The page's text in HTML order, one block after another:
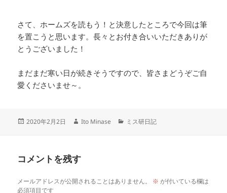
さて、ホームズを読もう！と決意したところで今回は筆
を置こうと思います。長々とお付き合いいただきありが
とうございました！
まだまだ寒い日が続きそうですので、皆さまどうぞご自
愛くださいませ～。
投
2020年2月2日
作
Ito Minase
カ
ミス研日記
コメントを残す
メールアドレスが公開されることはありません。 ※ が付いている欄は
必須項目です